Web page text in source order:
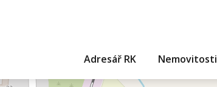
Adresář RK Nemovitosti